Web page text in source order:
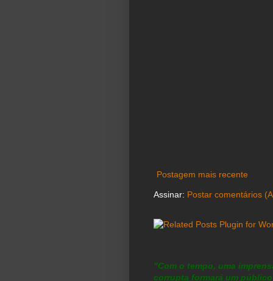
Postagem mais recente
Assinar: Postar comentários
"Com o tempo, uma
corrupta formará um